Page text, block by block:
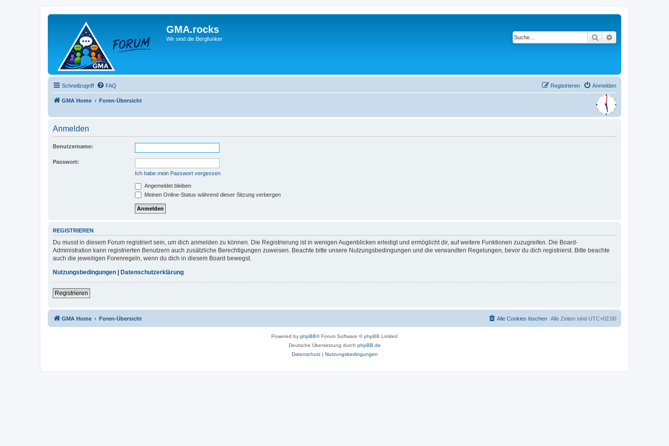
GMA.rocks
Wir sind die Bergfunker Suche
Schnellzugriff FAQ Anmelden
Registrieren
GMA Home Foren-Übersicht
Anmelden
Benutzername:
Passwort:
Ich habe mein Passwort vergessen
Angemeldet bleiben
Meinen Online-Status während dieser Sitzung verbergen
REGISTRIEREN
Du musst in diesem Forum registriert sein, um dich anmelden zu können. Die Registrierung ist in wenigen Augenblicken erledigt und ermöglicht dir, auf weitere Funktionen zuzugreifen. Die Board-
Administration kann registrierten Benutzern auch zusätzliche Berechtigungen zuweisen. Beachte bitte unsere Nutzungsbedingungen und die verwandten Regelungen, bevor du dich registrierst. Bitte beachte
auch die jeweiligen Forenregeln, wenn du dich in diesem Board bewegst.
Nutzungsbedingungen | Datenschutzerklärung
Registrieren
GMA Home Foren-Übersicht Alle Zeiten sind UTC+02:00
Alle Cookies löschen
Powered by phpBB® Forum Software © phpBB Limited
Deutsche Übersetzung durch phpBB.de
Datenschutz| Nutzungsbedingungen